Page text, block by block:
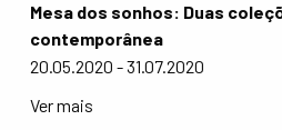
Mesa dos sonhos: Duas
contemporânea
20.05.2020 - 31.07.2020
Ver mais